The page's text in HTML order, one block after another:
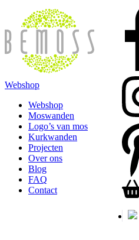
Webshop
Webshop
Moswanden
Logo’s van mos
Kurkwanden
Projecten
Over ons
Blog
FAQ
Contact